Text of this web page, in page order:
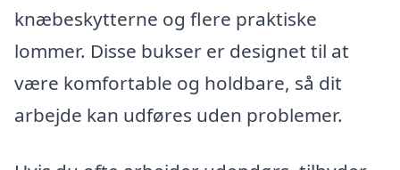
knæbeskytterne og flere praktiske
lommer. Disse bukser er designet til at
være komfortable og holdbare, så dit
arbejde kan udføres uden problemer.